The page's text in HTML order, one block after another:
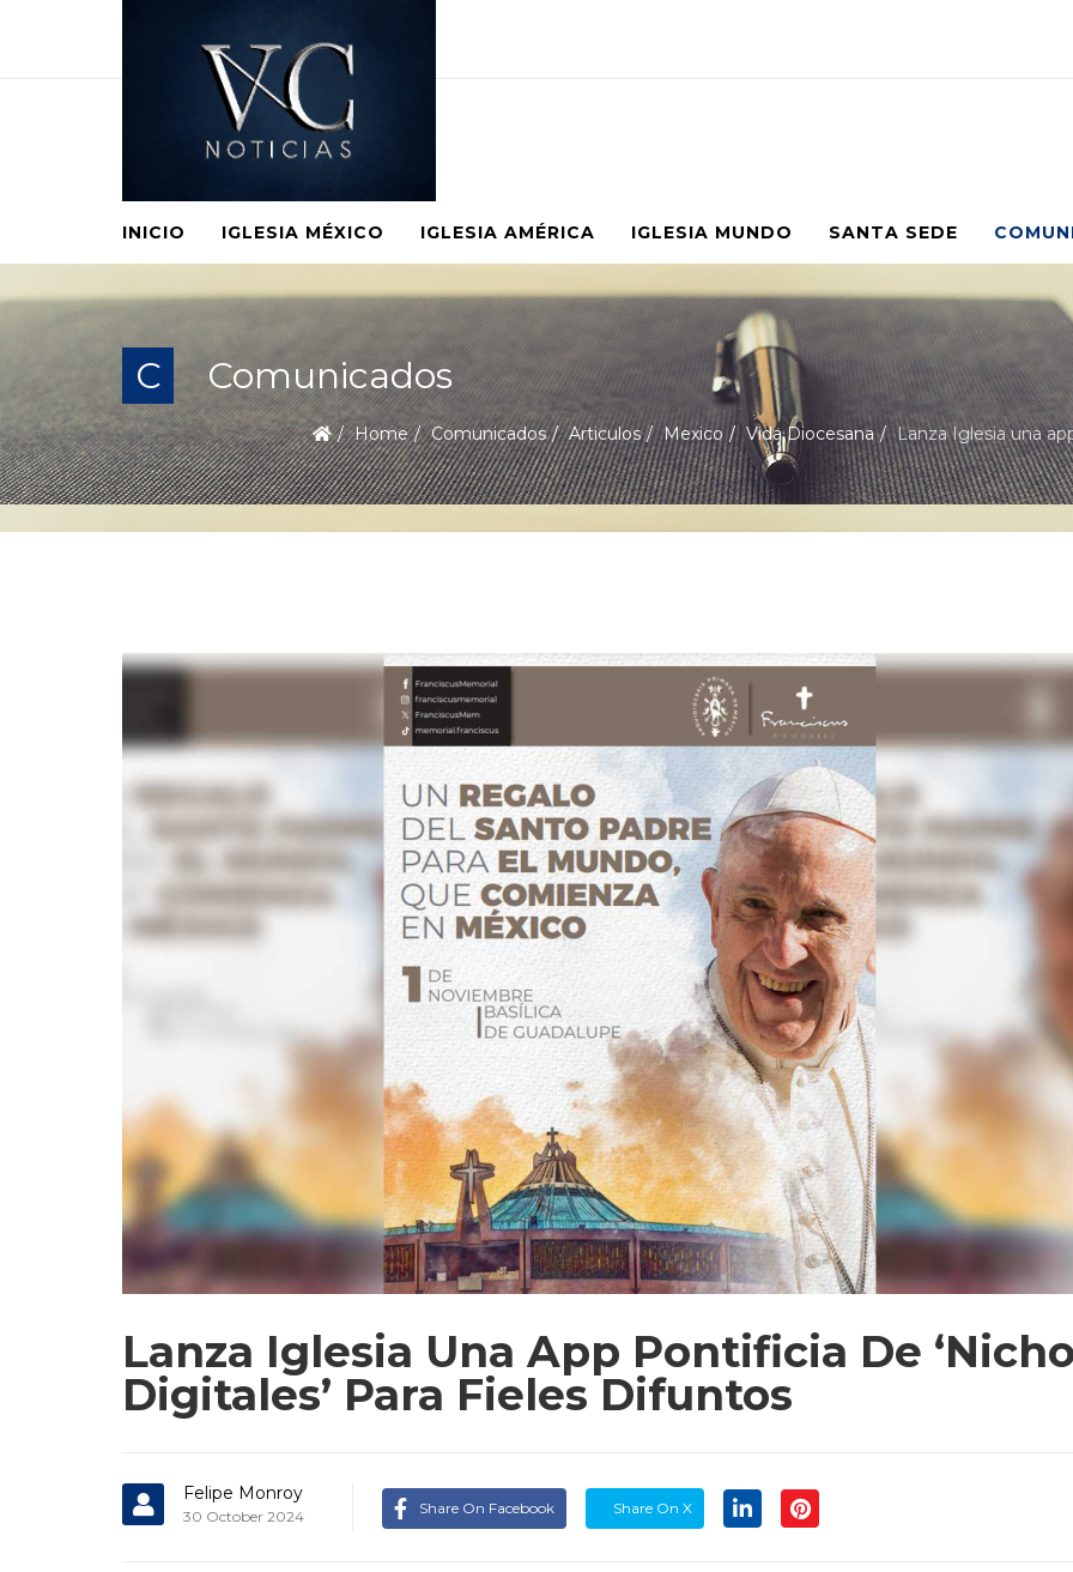
INICIO IGLESIA MÉXICO IGLESIA AMÉRICA IGLESIA MUNDO SANTA SEDE
C Comunicados
Home Comunicados Articulos Mexico Vida Diocesana Lanza Iglesia una
Lanza Iglesia Una App Pontificia De
Digitales’ Para Fieles Difuntos
Felipe Monroy
30 October 2024 Share On Facebook Share On X